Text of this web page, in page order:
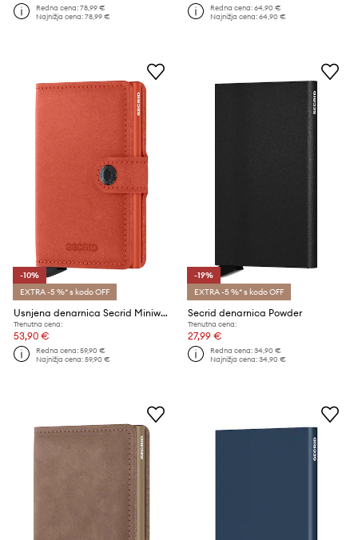
Redna cena:78,99 €
Najnižja cena:78,99 €
Redna cena:64,90 €
Najnižja cena:64,90 €
-10%
EXTRA -5 %* s kodo OFF
Usnjena denarnica Secrid Miniwallet Original Orange
Trenutna cena:
53,90 €
Redna cena:59,90 €
Najnižja cena:59,90 €
-19%
EXTRA -5 %* s kodo OFF
Secrid denarnica Powder
Trenutna cena:
27,99 €
Redna cena:34,90 €
Najnižja cena:34,90 €